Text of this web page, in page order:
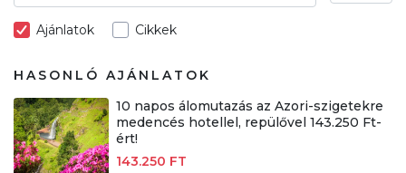
Ajánlatok Cikkek
HASONLÓ AJÁNLATOK
10 napos álomutazás az Azori-szigetekre
medencés hotellel, repülővel 143.250 Ft-
ért!
143.250 FT